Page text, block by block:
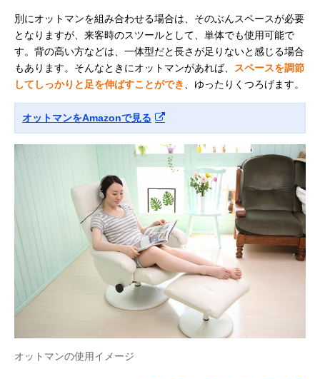
別にオットマンを組み合わせる場合は、そのぶんスペースが必要
となりますが、来客時のスツールとして、単体でも使用可能で
す。背の高い方などは、一体型だと長さが足りないと感じる場合
もあります。そんなときにオットマンがあれば、
スペースを調節
してしっかりと足を伸ばすことができ
、ゆったりくつろげます。
オットマンをAmazonで見る
オットマンの使用イメージ